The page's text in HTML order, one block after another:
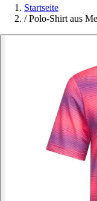
Startseite
/ Polo-Shirt aus